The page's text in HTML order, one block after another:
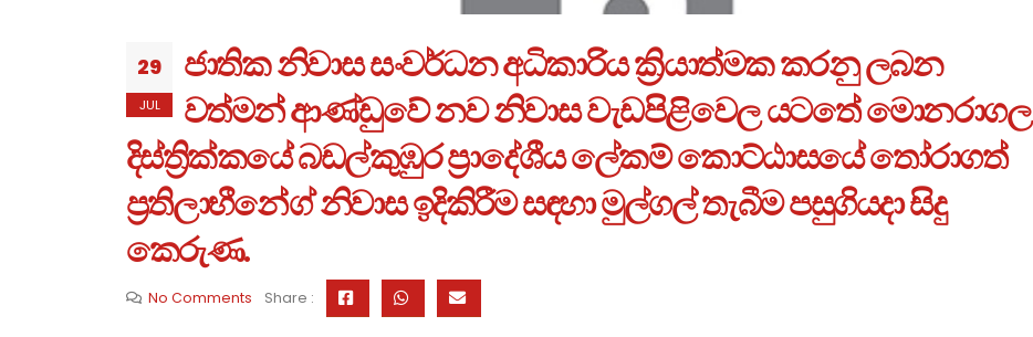
29
JUL
ජාතික නිවාස සංවර්ධන අධිකාරිය ක්‍රියාත්මක කරනු ලබන
වත්මන් ආණ්ඩුවේ නව නිවාස වැඩපිළිවෙල යටතේ මොනරාගල
දිස්ත්‍රික්කයේ බඩල්කුඹුර ප්‍රාදේශීය ලේකම් කොට්ඨාසයේ තෝරාගත්
ප්‍රතිලාභීන්‍ගේ නිවාස ඉදිකිරීම සඳහා මුල්ගල් තැබීම පසුගියදා සිදු
කෙරුණ.
No Comments Share :